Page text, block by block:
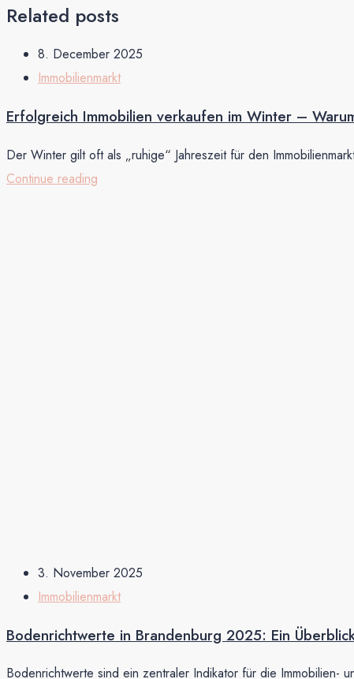
Related posts
8. December 2025
Immobilienmarkt
Erfolgreich Immobilien verkaufen im Winter –
Der Winter gilt oft als „ruhige“ Jahreszeit für den
Continue reading
3. November 2025
Immobilienmarkt
Bodenrichtwerte in Brandenburg 2025: Ein
Bodenrichtwerte sind ein zentraler Indikator für die Immobilien-